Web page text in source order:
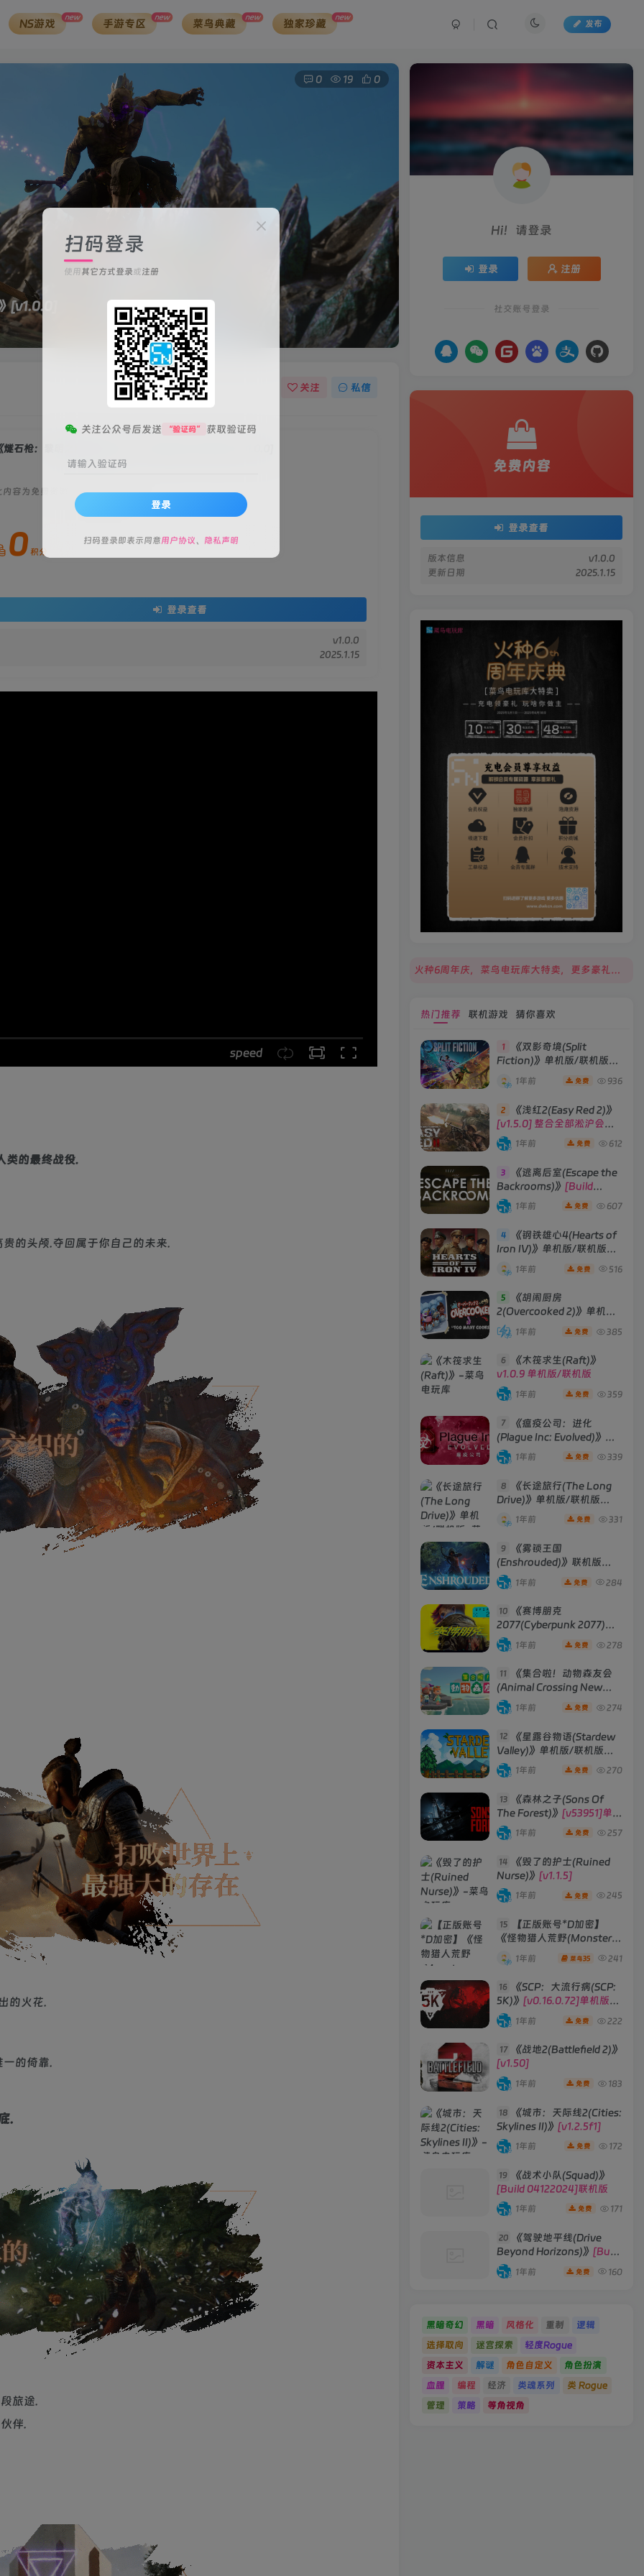
NS游戏 new 手游专区 new 菜鸟典藏 new 独家珍藏 new
发布
[v1.0.0]
0 19 0
关注 私信
燧石枪：黎明之围(Flintlock: The Siege of Dawn)》[v1.0.0]
内容为免费资源，请登录后查看
0 积分
登录查看
v1.0.0
2025.1.15
speed
类的最终战役.
的头颅.夺回属于你自己的未来.
的火花.
的倚靠.
.
旅途.
伴.
Hi！请登录
登录 注册
社交账号登录
免费内容
登录查看
版本信息
v1.0.0
更新日期
2025.1.15
火种6周年庆，菜鸟电玩库大特卖，更多豪礼等你来领！
热门推荐 联机游戏 猜你喜欢
1
《双影奇境(Split
Fiction)》单机版/联机版
1年前 免费 936
2
《浅红2(Easy Red 2)》
[v1.5.0] 整合全部淞沪会战-
南京保卫战等DLCs
1年前 免费 612
3
《逃离后室(Escape the
Backrooms)》 [Build
28012024]联机版
1年前 免费 607
4
《钢铁雄心4(Hearts of
Iron IV)》单机版/联机版
1年前 免费 516
5
《胡闹厨房
2(Overcooked 2)》单机版/
联机版
Build 01102020 联机版]
1年前 免费 385
6
《木筏求生(Raft)》
v1.0.9 单机版/联机版
1年前 免费 359
7
《瘟疫公司：进化
(Plague Inc: Evolved)》
[v1.19.1.0]
1年前 免费 339
8
《长途旅行(The Long
Drive)》单机版/联机版
1年前 免费 331
9
《雾锁王国
(Enshrouded)》联机版
[Build 29012025 联机版]
1年前 免费 284
10
《赛博朋克
2077(Cyberpunk 2077)》
[v2.3往日之影DLC 赠送4K
材质包]
1年前 免费 278
11
《集合啦！动物森友会
(Animal Crossing New
Horizons)》
版 整合全部DLC
1年前 免费 274
12
《星露谷物语(Stardew
Valley)》单机版/联机版
[v1.6.15]
1年前 免费 270
13
《森林之子(Sons Of
The Forest)》 [v53951]单机
版|联机版
1年前 免费 257
14
《毁了的护士(Ruined
Nurse)》 [v1.1.5]
1年前 免费 245
15
【正版账号*D加密】
《怪物猎人荒野(Monster
1年前 菜鸟35 241
16
《SCP：大流行病(SCP:
5K)》 [v0.16.0.72]单机版/
联机版
1年前 免费 222
17
《战地2(Battlefield 2)》
[v1.50]
1年前 免费 183
18
《城市：天际线2(Cities:
Skylines II)》 [v1.2.5f1]
1年前 免费 172
19
《战术小队(Squad)》
[Build 04122024]联机版
1年前 免费 171
20
《驾驶地平线(Drive
Beyond Horizons)》 [Build
19066396 单机版/联机版]
1年前 免费 160
黑暗奇幻 黑暗 风格化 重制
逻辑
选择取向
迷宫探索
轻度Rogue
资本主义
解谜 角色自定义
角色扮演
血腥
编程 经济 类魂系列
类 Rogue
管理
策略 等角视角
扫码登录
使用其它方式登录或注册
关注公众号后发送 “验证码” 获取验证码
请输入验证码
登录
扫码登录即表示同意用户协议、 隐私声明